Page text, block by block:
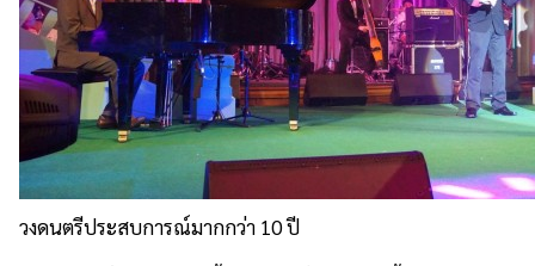
วงดนตรีประสบการณ์มากกว่า 10 ปี